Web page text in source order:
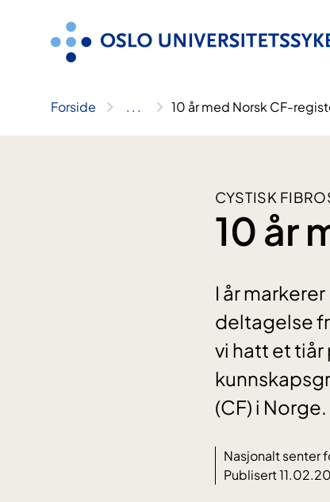
Forside .. . 10 år med Norsk CF-
CYSTISK
10 år
I år
deltagelse
vi hatt et
(CF) i Norge.
Nasjonalt senter
Publisert